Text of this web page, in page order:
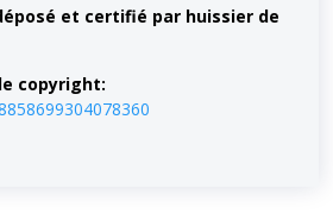
et certifié par huissier de
copyright: